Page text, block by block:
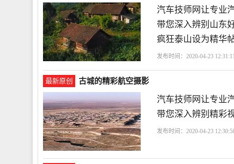
汽车技师网让专业
带您深入辨别山东
疯狂泰山设为精华
发布时间：2020-04-23
最新原创 古城的精彩航空摄影
汽车技师网让专业
带您深入辨别精彩
发布时间：2020-04-23